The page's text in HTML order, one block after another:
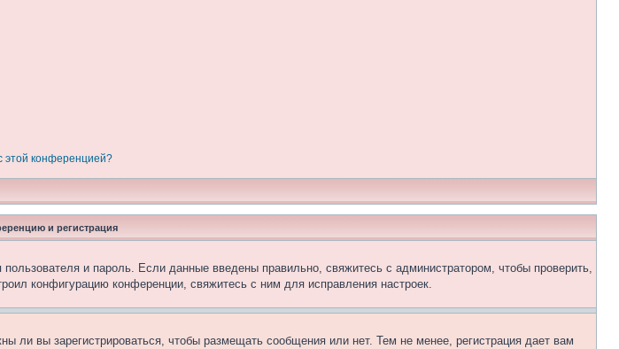
этой конференцией?
и регистрация
и пароль. Если данные введены правильно, свяжитесь с администратором, чтобы проверить,
конфигурацию конференции, свяжитесь с ним для исправления настроек.
ли вы зарегистрироваться, чтобы размещать сообщения или нет. Тем не менее, регистрация дает вам